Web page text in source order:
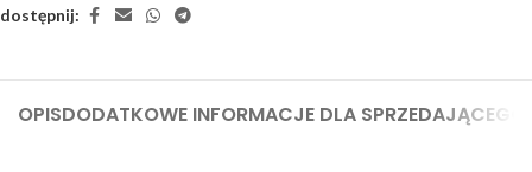
OPISDODATKOWE INFORMACJE DLA SPRZEDAJĄCEGO